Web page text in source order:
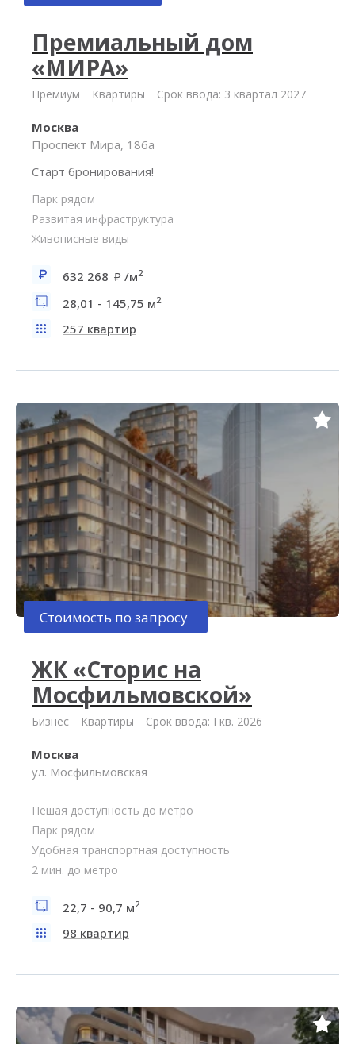
Премиальный дом
«МИРА»
Премиум Квартиры Срок ввода: 3 квартал 2027
Москва
Проспект Мира, 186а
Старт бронирования!
Парк рядом
Развитая инфраструктура
Живописные виды
632 268 /м2
28,01 - 145,75 м2
257 квартир
Стоимость по запросу
ЖК «Сторис на
Мосфильмовской»
Бизнес Квартиры Срок ввода: I кв. 2026
Москва
ул. Мосфильмовская
Пешая доступность до метро
Парк рядом
Удобная транспортная доступность
2 мин. до метро
22,7 - 90,7 м2
98 квартир